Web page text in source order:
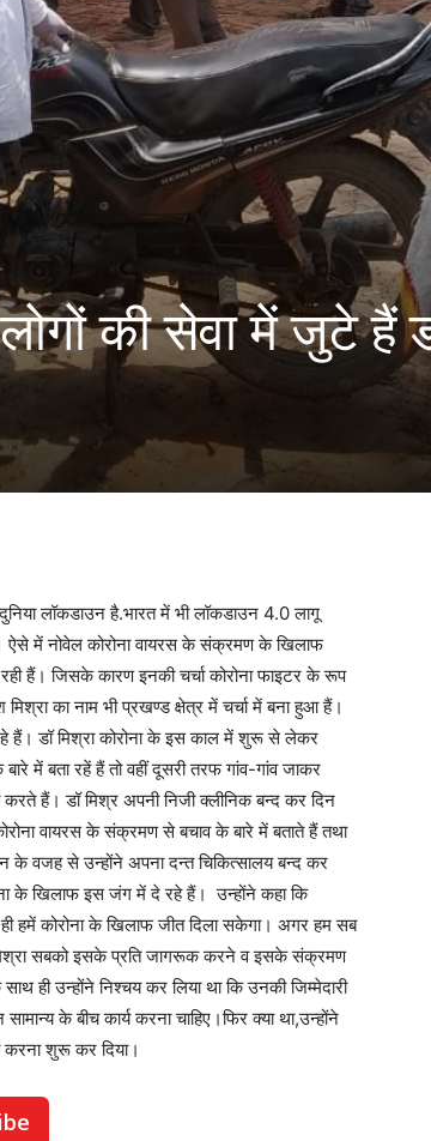
की सेवा में जुटे हैं
लॉकडाउन है.भारत में भी लॉकडाउन 4.0 लागू
में नोवेल कोरोना वायरस के संक्रमण के खिलाफ
हैं। जिसके कारण इनकी चर्चा कोरोना फाइटर के रूप
का नाम भी प्रखण्ड क्षेत्र में चर्चा में बना हुआ हैं।
हैं। डॉ मिश्रा कोरोना के इस काल में शुरू से लेकर
में बता रहें हैं तो वहीं दूसरी तरफ गांव-गांव जाकर
करते हैं। डॉ मिश्र अपनी निजी क्लीनिक बन्द कर दिन
वायरस के संक्रमण से बचाव के बारे में बताते हैं तथा
वजह से उन्होंने अपना दन्त चिकित्सालय बन्द कर
के खिलाफ इस जंग में दे रहे हैं। उन्होंने कहा कि
हमें कोरोना के खिलाफ जीत दिला सकेगा। अगर हम सब
सबको इसके प्रति जागरूक करने व इसके संक्रमण
ही उन्होंने निश्चय कर लिया था कि उनकी जिम्मेदारी
के बीच कार्य करना चाहिए।फिर क्या था,उन्होंने
करना शुरू कर दिया।